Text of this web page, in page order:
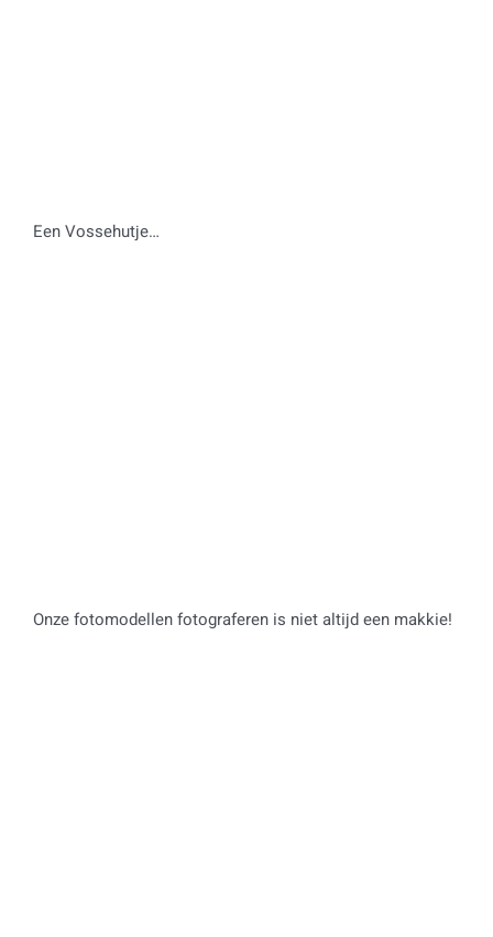
Een Vossehutje…
Onze fotomodellen fotograferen is niet altijd een makkie!